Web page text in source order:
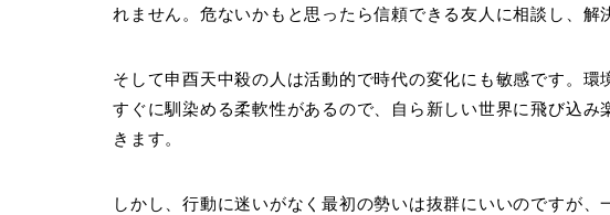
れません。危ないかもと思ったら信頼できる友人に相談し、解
そして申酉天中殺の人は活動的で時代の変化にも敏感です。環
すぐに馴染める柔軟性があるので、自ら新しい世界に飛び込
きます。
しかし、行動に迷いがなく最初の勢いは抜群にいいのですが